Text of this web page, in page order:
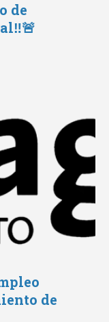
de
de